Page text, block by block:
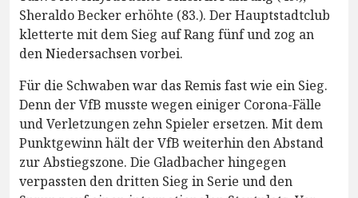
Sheraldo Becker erhöhte (83.). Der Hauptstadtclub
kletterte mit dem Sieg auf Rang fünf und zog an
den Niedersachsen vorbei.
Für die Schwaben war das Remis fast wie ein Sieg.
Denn der VfB musste wegen einiger Corona-Fälle
und Verletzungen zehn Spieler ersetzen. Mit dem
Punktgewinn hält der VfB weiterhin den Abstand
zur Abstiegszone. Die Gladbacher hingegen
verpassten den dritten Sieg in Serie und den